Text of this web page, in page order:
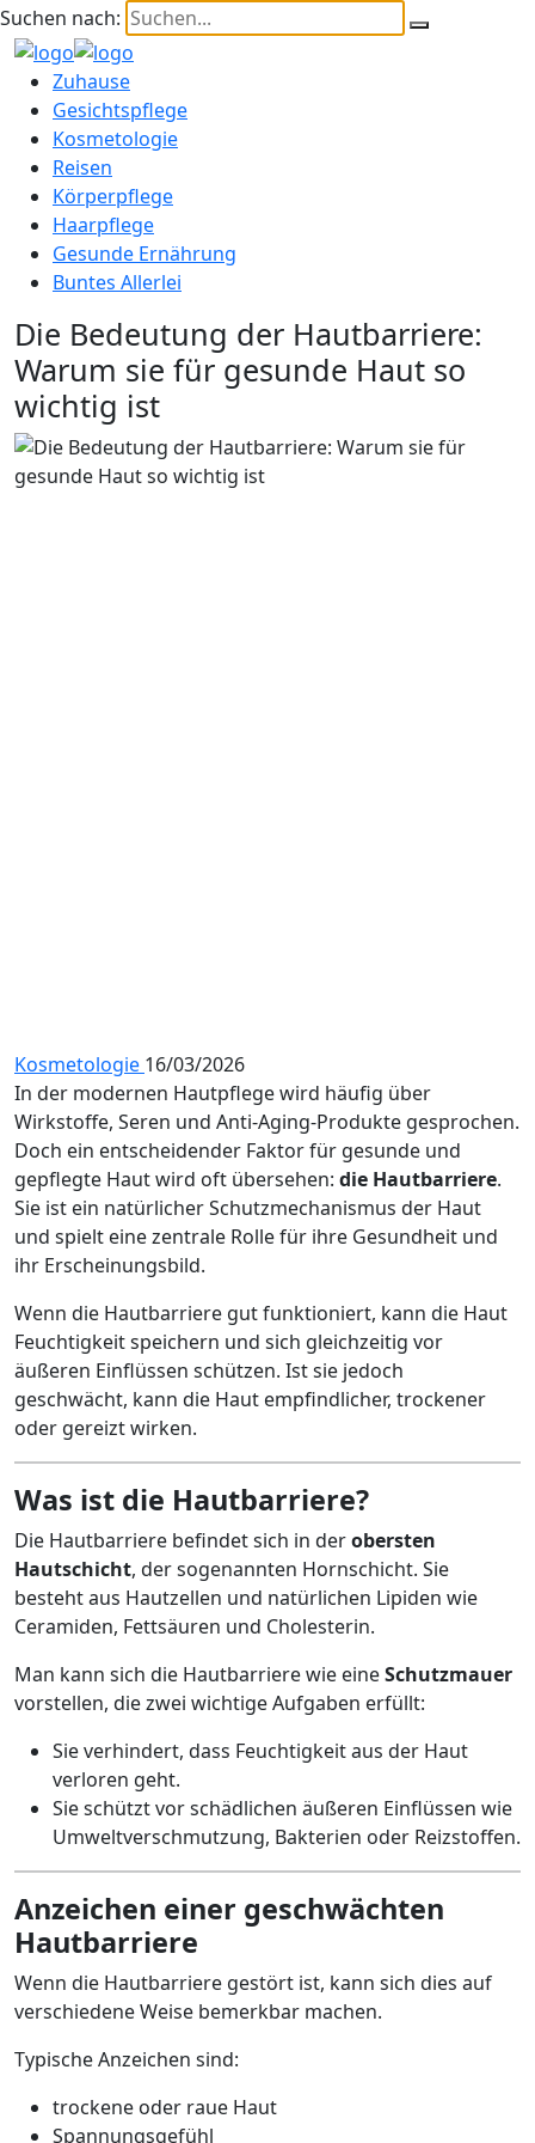
Suchen nach:
Zuhause
Gesichtspflege
Kosmetologie
Reisen
Körperpflege
Haarpflege
Gesunde Ernährung
Buntes Allerlei
Die Bedeutung der Hautbarriere:
Warum sie für gesunde Haut so
wichtig ist
Kosmetologie 16/03/2026
In der modernen Hautpflege wird häufig über
Wirkstoffe, Seren und Anti-Aging-Produkte gesprochen.
Doch ein entscheidender Faktor für gesunde und
gepflegte Haut wird oft übersehen: die Hautbarriere.
Sie ist ein natürlicher Schutzmechanismus der Haut
und spielt eine zentrale Rolle für ihre Gesundheit und
ihr Erscheinungsbild.
Wenn die Hautbarriere gut funktioniert, kann die Haut
Feuchtigkeit speichern und sich gleichzeitig vor
äußeren Einflüssen schützen. Ist sie jedoch
geschwächt, kann die Haut empfindlicher, trockener
oder gereizt wirken.
Was ist die Hautbarriere?
Die Hautbarriere befindet sich in derobersten
Hautschicht, der sogenannten Hornschicht. Sie
besteht aus Hautzellen und natürlichen Lipiden wie
Ceramiden, Fettsäuren und Cholesterin.
Man kann sich die Hautbarriere wie eineSchutzmauer
vorstellen, die zwei wichtige Aufgaben erfüllt:
Sie verhindert, dass Feuchtigkeit aus der Haut
verloren geht.
Sie schützt vor schädlichen äußeren Einflüssen wie
Umweltverschmutzung, Bakterien oder Reizstoffen.
Anzeichen einer geschwächten
Hautbarriere
Wenn die Hautbarriere gestört ist, kann sich dies auf
verschiedene Weise bemerkbar machen.
Typische Anzeichen sind:
trockene oder raue Haut
Spannungsgefühl